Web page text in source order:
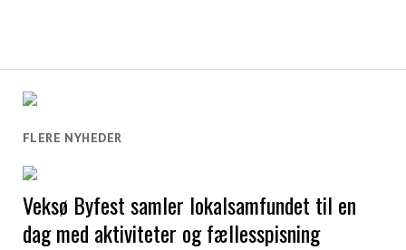
FLERE NYHEDER
Veksø Byfest samler lokalsamfundet til en
dag med aktiviteter og fællesspisning